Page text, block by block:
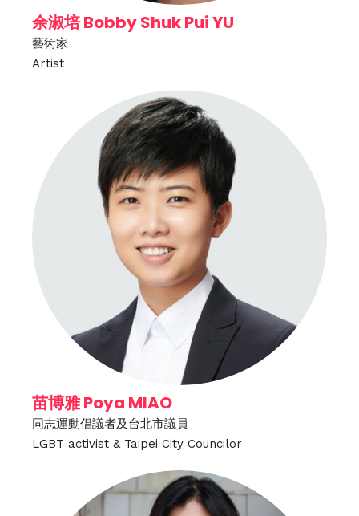
余淑培 Bobby Shuk Pui YU
藝術家
Artist
苗博雅 Poya MIAO
同志運動倡議者及台北市議員
LGBT activist & Taipei City Councilor